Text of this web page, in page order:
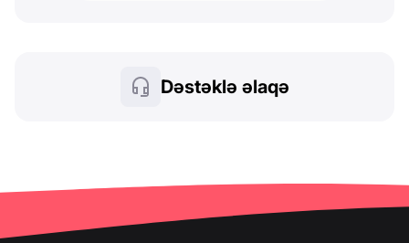
Dəstəklə əlaqə